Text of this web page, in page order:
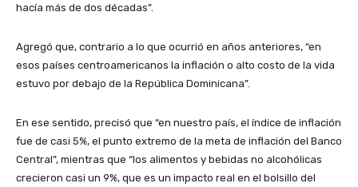
hacía más de dos décadas”.
Agregó que, contrario a lo que ocurrió en años anteriores, “en
esos países centroamericanos la inflación o alto costo de la vida
estuvo por debajo de la República Dominicana”.
En ese sentido, precisó que “en nuestro país, el índice de inflación
fue de casi 5%, el punto extremo de la meta de inflación del Banco
Central”, mientras que “los alimentos y bebidas no alcohólicas
crecieron casi un 9%, que es un impacto real en el bolsillo del